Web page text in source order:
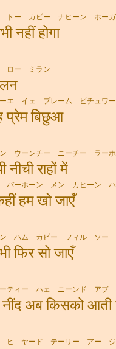
トー カビー ナヒーン ホー
नहीं होगा
ロー ミラン
エ イェ プレーム ビチュワー
प्रेम बिछुआ
ウーンチー ニーチー ラー
राहों में
バーホーン メン カヒーン
कहीं हम खो जाएँ
ハム カビー フィル ソー
फिर सो जाएँ
ティー ハェ ニーンド アブ
अब किसको आती
ヒ ヤード テーリー アー ジ